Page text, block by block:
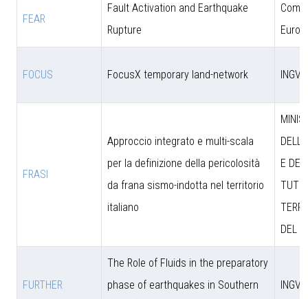
FEAR
Fault Activation and Earthquake
Rupture
FOCUS FocusX temporary land-network INGV
FRASI
Approccio integrato e multi-scala
per la definizione della pericolosità
da frana sismo-indotta nel territorio
italiano
E
DEL
FURTHER
The Role of Fluids in the preparatory
phase of earthquakes in Southern
INGV